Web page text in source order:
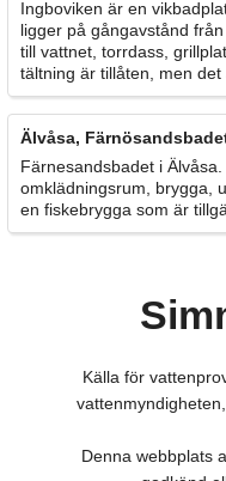
Ingboviken är en
ligger på gångavstånd
till vattnet, torrdass,
tältning är tillåten, men det
Älvåsa,
Färnesandsbadet i
omklädningsrum, brygga,
en fiskebrygga som är
Källa för
Denna webbplats